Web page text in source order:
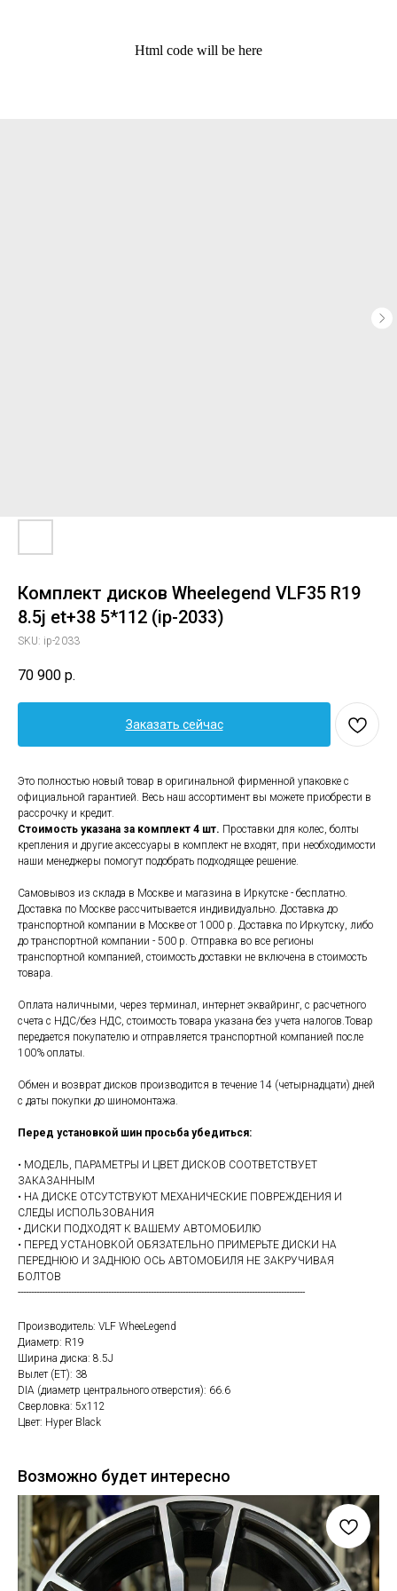
Html code will be here
Комплект дисков Wheelegend VLF35 R19
8.5j et+38 5*112 (ip-2033)
SKU: ip-2033
70 900 р.
Заказать сейчас
Это полностью новый товар в оригинальной фирменной упаковке с
официальной гарантией. Весь наш ассортимент вы можете приобрести в
рассрочку и кредит.
Стоимость указана за комплект 4 шт. Проставки для колес, болты
крепления и другие аксессуары в комплект не входят, при необходимости
наши менеджеры помогут подобрать подходящее решение.
Самовывоз из склада в Москве и магазина в Иркутске - бесплатно.
Доставка по Москве рассчитывается индивидуально. Доставка до
транспортной компании в Москве от 1000 р. Доставка по Иркутску, либо
до транспортной компании - 500 р. Отправка во все регионы
транспортной компанией, стоимость доставки не включена в стоимость
товара.
Оплата наличными, через терминал, интернет эквайринг, с расчетного
счета с НДС/без НДС, стоимость товара указана без учета налогов.Товар
передается покупателю и отправляется транспортной компанией после
100% оплаты.
Обмен и возврат дисков производится в течение 14 (четырнадцати) дней
с даты покупки до шиномонтажа.
Перед установкой шин просьба убедиться:
• МОДЕЛЬ, ПАРАМЕТРЫ И ЦВЕТ ДИСКОВ СООТВЕТСТВУЕТ
ЗАКАЗАННЫМ
• НА ДИСКЕ ОТСУТСТВУЮТ МЕХАНИЧЕСКИЕ ПОВРЕЖДЕНИЯ И
СЛЕДЫ ИСПОЛЬЗОВАНИЯ
• ДИСКИ ПОДХОДЯТ К ВАШЕМУ АВТОМОБИЛЮ
• ПЕРЕД УСТАНОВКОЙ ОБЯЗАТЕЛЬНО ПРИМЕРЬТЕ ДИСКИ НА
ПЕРЕДНЮЮ И ЗАДНЮЮ ОСЬ АВТОМОБИЛЯ НЕ ЗАКРУЧИВАЯ
БОЛТОВ
------------------------------------------------------------------------------------------------------------
Производитель: VLF WheeLegend
Диаметр: R19
Ширина диска: 8.5J
Вылет (ET): 38
DIA (диаметр центрального отверстия): 66.6
Сверловка: 5х112
Цвет: Hyper Black
Возможно будет интересно